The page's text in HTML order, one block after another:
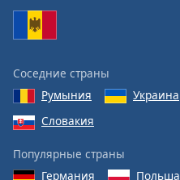
Соседние страны
Румыния
Украина
Словакия
Популярные страны
Германия
Польша